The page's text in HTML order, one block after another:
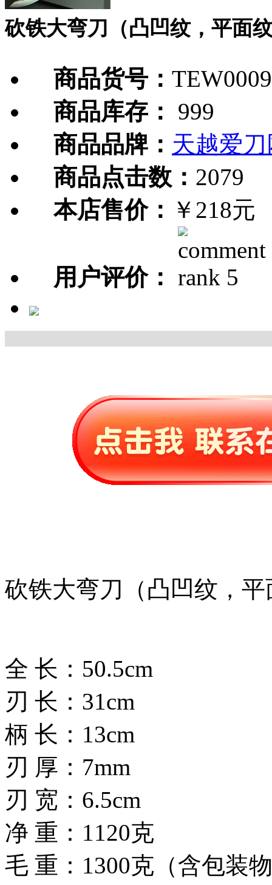
砍铁大弯刀（凸凹纹，平面
商品货号：
商品库存：
999
商品品牌： 天越爱
商品点击数： 2079
本店售价： ￥218元
用户评价：
砍铁大弯刀（凸凹纹，平
全 长：50.5cm
刃 长：31cm
柄 长：13cm
刃 厚：7mm
刃 宽：6.5cm
净 重：1120克
毛 重：1300克（含包装